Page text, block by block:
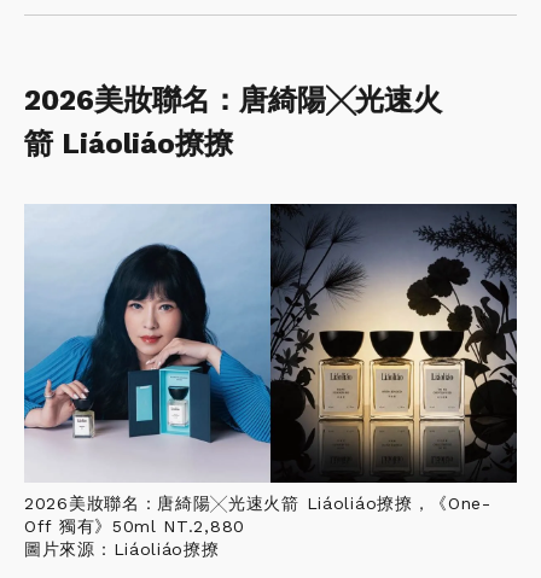
2026美妝聯名：唐綺陽╳光速火
箭 Liáoliáo撩撩
2026美妝聯名：唐綺陽╳光速火箭 Liáoliáo撩撩，《One-
Off 獨有》50ml NT.2,880
圖片來源：Liáoliáo撩撩